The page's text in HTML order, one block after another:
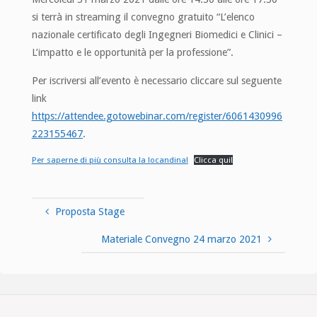
si terrà in streaming il convegno gratuito “L’elenco
nazionale certificato degli Ingegneri Biomedici e Clinici –
L’impatto e le opportunità per la professione”.
Per iscriversi all’evento è necessario cliccare sul seguente
link
https://attendee.gotowebinar.com/register/6061430996
223155467.
Per saperne di più consulta la locandina! Clicca qui!
Proposta Stage
Materiale Convegno 24 marzo 2021